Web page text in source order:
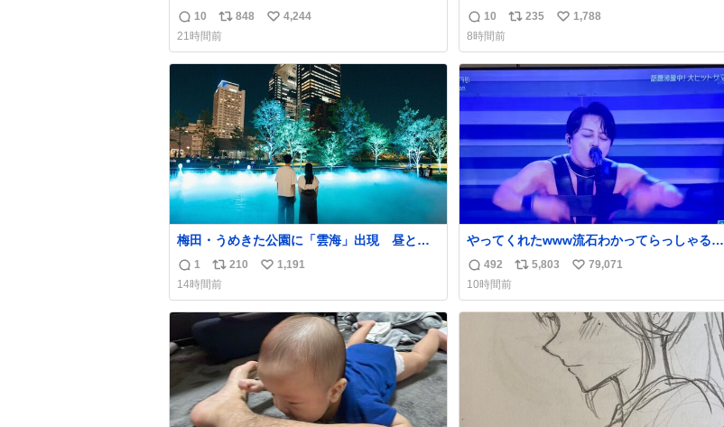
で見かけてない
返
信
数
10
リ
ポ
ス
ト
数
848
い
ね
数
4,244
21時間前
るおかゆん #生おかゆ
返
信
数
10
リ
ス
ト
数
235
い
ね
数
1,788
8時間前
梅田・うめきた公園に「雲海」出現 昼と夜
で異なる演出、昨年は50万人来場
umeda.keizai.biz/headline/4657/
返
信
数
1
リ
ポ
ス
210
い
ね
数
1,191
14時間前
やってくれたwww流石わかってらっしゃる🤣
🤣🤣 #Mステ #西川貴教
返
信
数
492
リ
ス
5,803
い
ね
数
79,071
10時間前